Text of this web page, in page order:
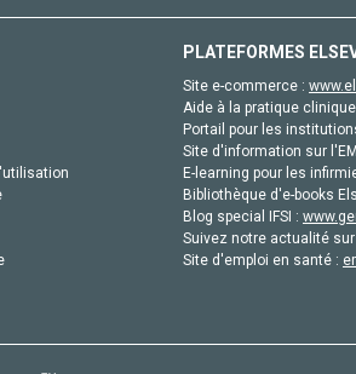
PLATEFORMES
Site e-commerce :
Aide à la pratique
Portail pour les
Site d'information sur
E-learning pour les
Bibliothèque d'e-books
Blog special IFSI :
Suivez notre actualité
Site d'emploi en santé :